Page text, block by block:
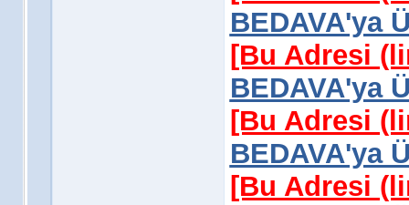
BEDAVA'ya
[Bu Adresi
BEDAVA'ya
[Bu Adresi
BEDAVA'ya
[Bu Adresi